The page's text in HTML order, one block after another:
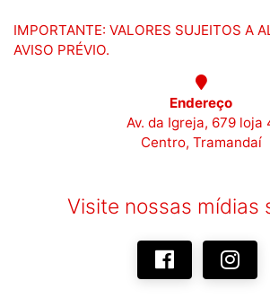
IMPORTANTE: VALORES SUJEITOS A
AVISO PRÉVIO.
Endereço
Av. da Igreja, 679 loja
Centro, Tramandaí
Visite nossas mídias